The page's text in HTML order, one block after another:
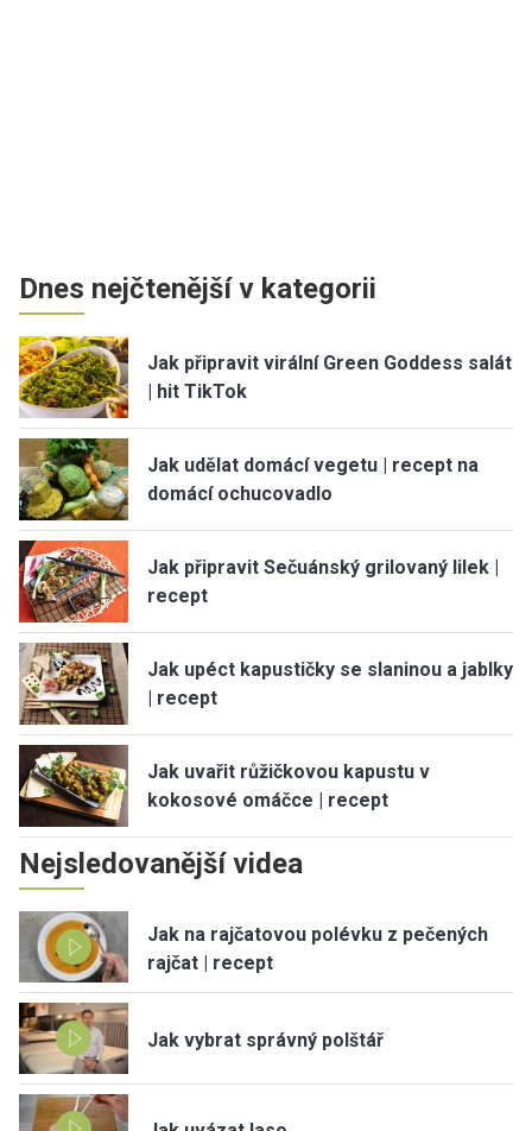
Dnes nejčtenější v kategorii
Jak připravit virální Green Goddess salát
| hit TikTok
Jak udělat domácí vegetu | recept na
domácí ochucovadlo
Jak připravit Sečuánský grilovaný lilek |
recept
Jak upéct kapustičky se slaninou a jablky
| recept
Jak uvařit růžičkovou kapustu v
kokosové omáčce | recept
Nejsledovanější videa
Jak na rajčatovou polévku z pečených
rajčat | recept
Jak vybrat správný polštář